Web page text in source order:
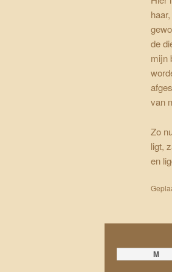
de
mijn
van
Zo
ligt,
en
M